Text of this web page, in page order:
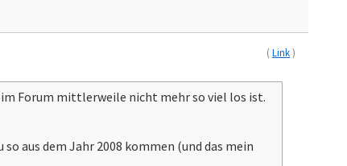
(Link)
im Forum mittlerweile nicht mehr so viel los ist.
aus dem Jahr 2008 kommen (und das mein